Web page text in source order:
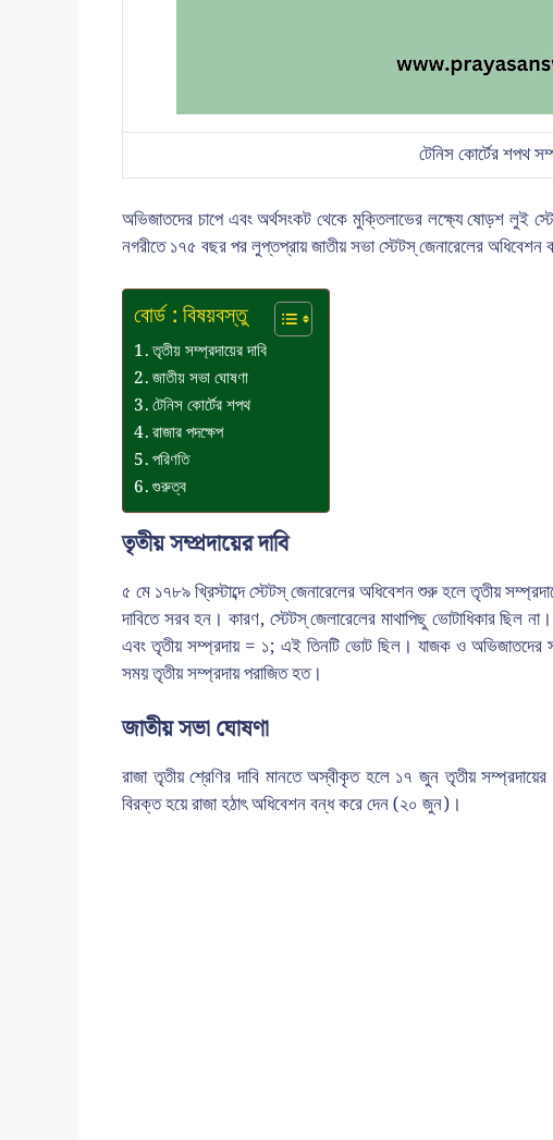
টেনিস কোর্টের শপথ
অভিজাতদের চাপে এবং অর্থসংকট থেকে মুক্তিলাভের লক্ষ্যে ষোড়শ লুই
নগরীতে ১৭৫ বছর পর লুপ্তপ্রায় জাতীয় সভা স্টেটস্ জেনারেলের অধিবেশন
বোর্ড : বিষয়বস্তু
তৃতীয় সম্প্রদায়ের দাবি
জাতীয় সভা ঘোষণা
টেনিস কোর্টের শপথ
রাজার পদক্ষেপ
পরিণতি
গুরুত্ব
তৃতীয় সম্প্রদায়ের দাবি
৫ মে ১৭৮৯ খ্রিস্টাব্দে স্টেটস্ জেনারেলের অধিবেশন শুরু হলে তৃতীয়
দাবিতে সরব হন। কারণ, স্টেটস্ জেলারেলের মাথাপিছু ভোটাধিকার ছিল
এবং তৃতীয় সম্প্রদায় = ১; এই তিনটি ভোট ছিল। যাজক ও
সময় তৃতীয় সম্প্রদায় পরাজিত হত।
জাতীয় সভা ঘোষণা
রাজা তৃতীয় শ্রেণির দাবি মানতে অস্বীকৃত হলে ১৭ জুন তৃতীয়
বিরক্ত হয়ে রাজা হঠাৎ অধিবেশন বন্ধ করে দেন (২০ জুন)।